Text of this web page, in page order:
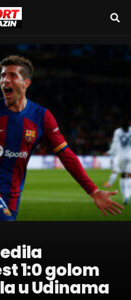
1:0 golom
u Udinama